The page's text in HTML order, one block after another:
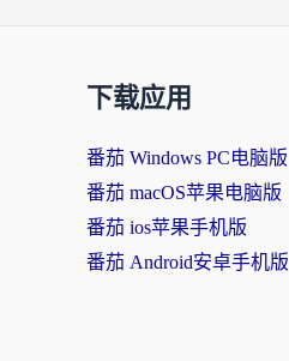
下载应用
番茄 Windows PC电脑版
番茄 macOS苹果电脑版
番茄 ios苹果手机版
番茄 Android安卓手机版